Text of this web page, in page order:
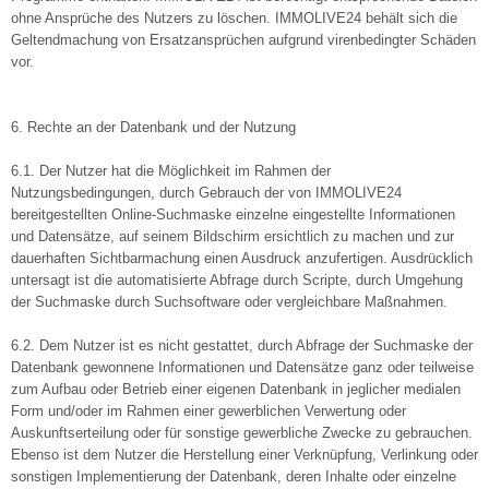
ohne Ansprüche des Nutzers zu löschen. IMMOLIVE24 behält sich die
Geltendmachung von Ersatzansprüchen aufgrund virenbedingter Schäden
vor.
6. Rechte an der Datenbank und der Nutzung
6.1. Der Nutzer hat die Möglichkeit im Rahmen der
Nutzungsbedingungen, durch Gebrauch der von IMMOLIVE24
bereitgestellten Online-Suchmaske einzelne eingestellte Informationen
und Datensätze, auf seinem Bildschirm ersichtlich zu machen und zur
dauerhaften Sichtbarmachung einen Ausdruck anzufertigen. Ausdrücklich
untersagt ist die automatisierte Abfrage durch Scripte, durch Umgehung
der Suchmaske durch Suchsoftware oder vergleichbare Maßnahmen.
6.2. Dem Nutzer ist es nicht gestattet, durch Abfrage der Suchmaske der
Datenbank gewonnene Informationen und Datensätze ganz oder teilweise
zum Aufbau oder Betrieb einer eigenen Datenbank in jeglicher medialen
Form und/oder im Rahmen einer gewerblichen Verwertung oder
Auskunftserteilung oder für sonstige gewerbliche Zwecke zu gebrauchen.
Ebenso ist dem Nutzer die Herstellung einer Verknüpfung, Verlinkung oder
sonstigen Implementierung der Datenbank, deren Inhalte oder einzelne